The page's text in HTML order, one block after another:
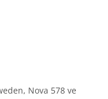
Nova 578 ve